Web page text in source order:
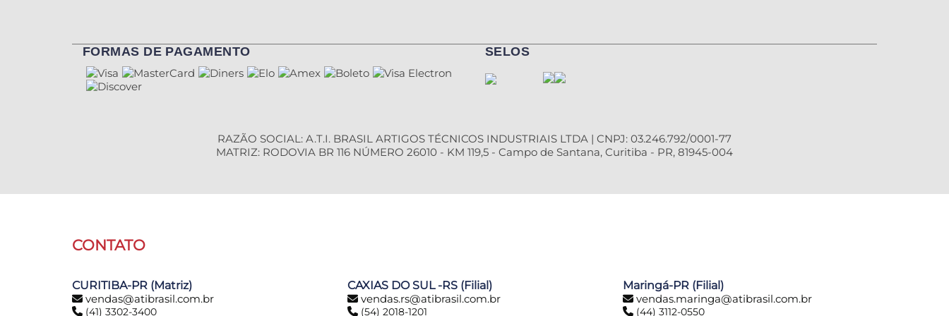
FORMAS DE PAGAMENTO SELOS
RAZÃO SOCIAL: A.T.I. BRASIL ARTIGOS TÉCNICOS INDUSTRIAIS LTDA | CNPJ: 03.246.792/0001-77
MATRIZ: RODOVIA BR 116 NÚMERO 26010 - KM 119,5 - Campo de Santana, Curitiba - PR, 81945-004
CONTATO
CURITIBA-PR (Matriz)
vendas@atibrasil.com.br
(41) 3302-3400
CAXIAS DO SUL -RS (Filial)
vendas.rs@atibrasil.com.br
(54) 2018-1201
Maringá-PR (Filial)
vendas.maringa@atibrasil.com.br
(44) 3112-0550